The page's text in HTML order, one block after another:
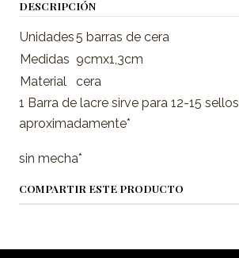
DESCRIPCIÓN
Unidades5 barras de cera
Medidas 9cmx1,3cm
Material
cera
1 Barra de lacre sirve para 12-15 sellos
aproximadamente*
sin mecha*
COMPARTIR ESTE PRODUCTO